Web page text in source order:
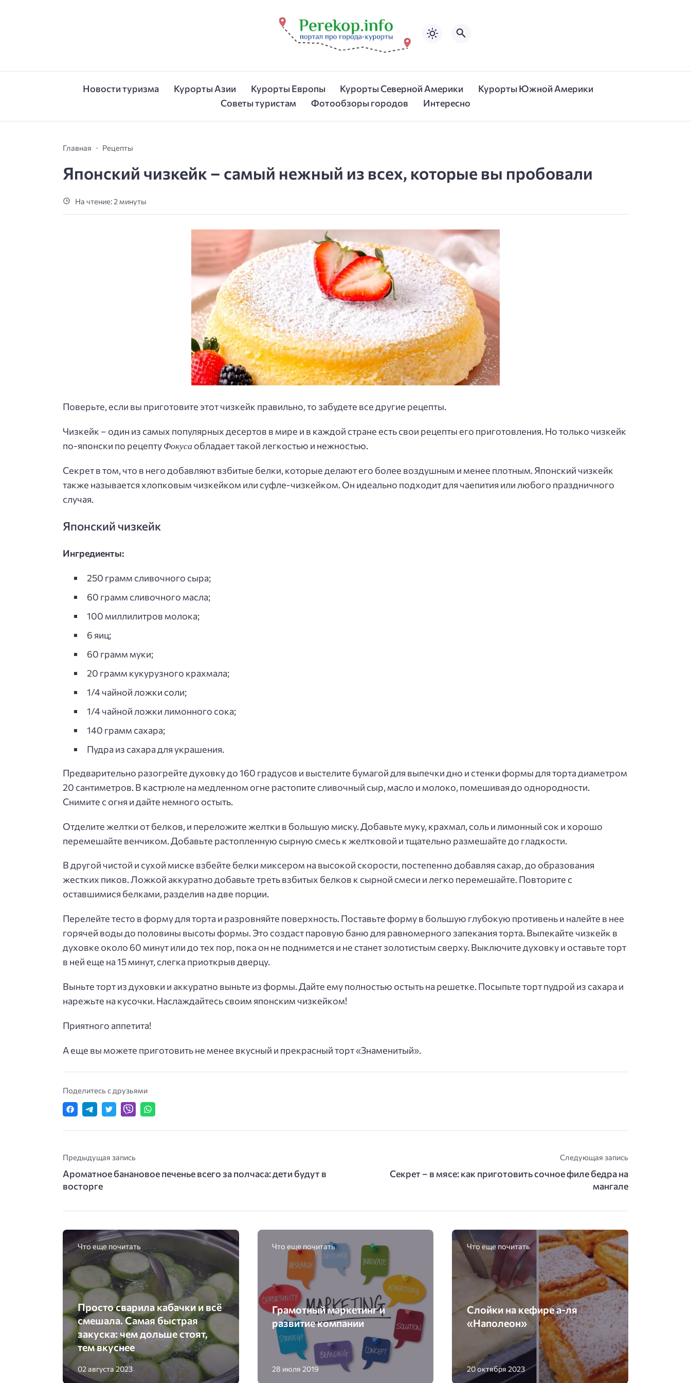
Новости туризма Курорты Азии Курорты Европы Курорты Северной Америки
Курорты Южной Америки
Советы туристам
Фотообзоры городов Интересно
Главная Рецепты
Японский чизкейк – самый нежный из всех, которые вы пробовали
На чтение: 2 минуты
Поверьте, если вы приготовите этот чизкейк правильно, то забудете все другие рецепты.
Чизкейк – один из самых популярных десертов в мире и в каждой стране есть свои рецепты его приготовления. Но только чизкейк
по-японски по рецептуФокусаобладает такой легкостью и нежностью.
Секрет в том, что в него добавляют взбитые белки, которые делают его более воздушным и менее плотным. Японский чизкейк
также называется хлопковым чизкейком или суфле-чизкейком. Он идеально подходит для чаепития или любого праздничного
случая.
Японский чизкейк
Ингредиенты:
250 грамм сливочного сыра;
60 грамм сливочного масла;
100 миллилитров молока;
6 яиц;
60 грамм муки;
20 грамм кукурузного крахмала;
1/4 чайной ложки соли;
1/4 чайной ложки лимонного сока;
140 грамм сахара;
Пудра из сахара для украшения.
Предварительно разогрейте духовку до 160 градусов и выстелите бумагой для выпечки дно и стенки формы для торта диаметром
20 сантиметров. В кастрюле на медленном огне растопите сливочный сыр, масло и молоко, помешивая до однородности.
Снимите с огня и дайте немного остыть.
Отделите желтки от белков, и переложите желтки в большую миску. Добавьте муку, крахмал, соль и лимонный сок и хорошо
перемешайте венчиком. Добавьте растопленную сырную смесь к желтковой и тщательно размешайте до гладкости.
В другой чистой и сухой миске взбейте белки миксером на высокой скорости, постепенно добавляя сахар, до образования
жестких пиков. Ложкой аккуратно добавьте треть взбитых белков к сырной смеси и легко перемешайте. Повторите с
оставшимися белками, разделив на две порции.
Перелейте тесто в форму для торта и разровняйте поверхность. Поставьте форму в большую глубокую противень и налейте в нее
горячей воды до половины высоты формы. Это создаст паровую баню для равномерного запекания торта. Выпекайте чизкейк в
духовке около 60 минут или до тех пор, пока он не поднимется и не станет золотистым сверху. Выключите духовку и оставьте торт
в ней еще на 15 минут, слегка приоткрыв дверцу.
Выньте торт из духовки и аккуратно выньте из формы. Дайте ему полностью остыть на решетке. Посыпьте торт пудрой из сахара и
нарежьте на кусочки. Наслаждайтесь своим японским чизкейком!
Приятного аппетита!
А еще вы можете приготовить не менее вкусный и прекрасный торт «Знаменитый».
Поделитесь с друзьями
Предыдущая запись
Ароматное банановое печенье всего за полчаса: дети будут в
восторге
Следующая запись
Секрет – в мясе: как приготовить сочное филе бедра на
мангале
Что еще почитать
Просто сварила кабачки и всё
смешала. Самая быстрая
закуска: чем дольше стоят,
тем вкуснее
02 августа 2023
Что еще почитать
Грамотный маркетинг и
развитие компании
28 июля 2019
Что еще почитать
Слойки на кефире а-ля
«Наполеон»
20 октября 2023